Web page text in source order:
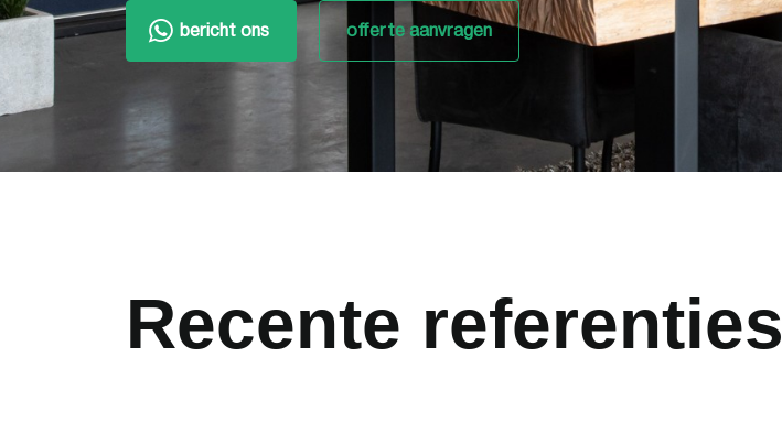
bericht ons offerte aanvragen
Recente referenties